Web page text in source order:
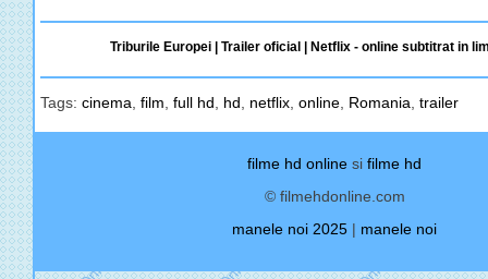
Triburile Europei | Trailer oficial | Netflix - online subtitrat in
Tags: cinema film full hd hd netflix online Romania trailer
filme hd online si filme hd
© filmehdonline.com
manele noi 2025 | manele noi